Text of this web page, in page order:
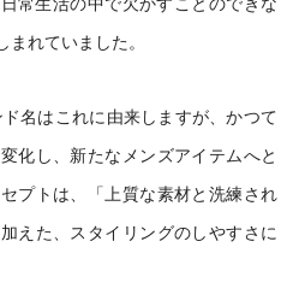
れていました。
名はこれに由来しますが、かつて
化し、新たなメンズアイテムへと
プトは、「上質な素材と洗練され
えた、スタイリングのしやすさに